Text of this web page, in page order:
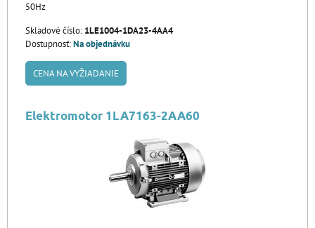
50Hz
Skladové číslo: 1LE1004-1DA23-4AA4
Dostupnosť:Na objednávku
CENA NA VYŽIADANIE
Elektromotor 1LA7163-2AA60